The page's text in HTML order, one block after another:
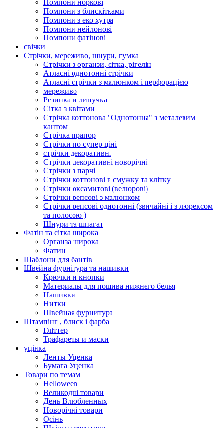
Помпони норкові
Помпони з блискітками
Помпони з еко хутра
Помпони нейлонові
Помпони фатінові
свічки
Стрічки, мереживо, шнури, гумка
Стрічки з органзи, сітка, рігелін
Атласні однотонні стрічки
Атласні стрічки з малюнком і перфорацією
мереживо
Резинка и липучка
Сітка з квітами
Стрічка коттонова "Однотонна" з металевим
кантом
Стрічка прапор
Стрічки по супер ціні
стрічки декоративні
Стрічки декоративні новорічні
Стрічки з парчі
Стрічки коттонові в смужку та клітку
Стрічки оксамитові (велюрові)
Стрічки репсові з малюнком
Стрічки репсові однотонні (звичайні і з люрексом
та полосою )
Шнури та шпагат
Фатін та сітка широка
Органза широка
Фатин
Шаблони для бантів
Швейна фурнітура та нашивки
Крючки и кнопки
Материалы для пошива нижнего белья
Нашивки
Нитки
Швейная фурнитура
Штампінг , блиск і фарба
Гліттер
Трафареты и маски
уцінка
Ленты Уценка
Бумага Уценка
Товари по темам
Helloween
Великодні товари
День Влюбленных
Новорічні товари
Осінь